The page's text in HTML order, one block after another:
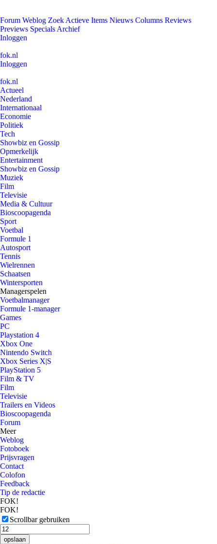
Forum Weblog Zoek Actieve Items Nieuws Columns Reviews
Previews Specials Archief
Inloggen
fok.nl
Inloggen
fok.nl
Actueel
Nederland
Internationaal
Economie
Politiek
Tech
Showbiz en Gossip
Opmerkelijk
Entertainment
Showbiz en Gossip
Muziek
Film
Televisie
Media & Cultuur
Bioscoopagenda
Sport
Voetbal
Formule 1
Autosport
Tennis
Wielrennen
Schaatsen
Wintersporten
Managerspelen
Voetbalmanager
Formule 1-manager
Games
PC
Playstation 4
Xbox One
Nintendo Switch
Xbox Series X|S
PlayStation 5
Film & TV
Film
Televisie
Trailers en Videos
Bioscoopagenda
Forum
Meer
Weblog
Fotoboek
Prijsvragen
Contact
Colofon
Feedback
Tip de redactie
FOK!
FOK!
Scrollbar gebruiken
opslaan